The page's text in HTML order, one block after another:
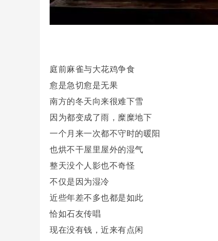
庭前麻雀与大花鸡争食
愈是急切愈是无果
南方的冬天向来很难下雪
因为都变成了雨，糜糜地下
一个月来一次都不守时的暖阳
也烘不干屋里屋外的湿气
整天没个人影也不奇怪
不仅是因为湿冷
近些年差不多也都是如此
恰如石友传唱
现在没有钱，近来有点闲